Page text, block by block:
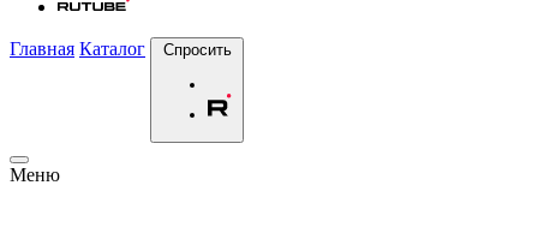
Главная Каталог Спросить
Меню